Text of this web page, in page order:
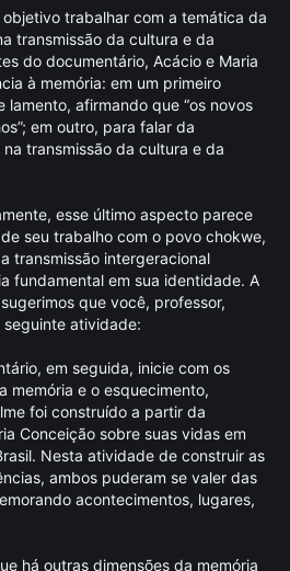
trabalhar com a temática da
transmissão da cultura e da
do documentário, Acácio e Maria
à memória: em um primeiro
lamento, afirmando que “os novos
em outro, para falar da
transmissão da cultura e da
esse último aspecto parece
seu trabalho com o povo chokwe,
transmissão intergeracional
fundamental em sua identidade. A
que você, professor,
atividade:
em seguida, inicie com os
memória e o esquecimento,
foi construído a partir da
Conceição sobre suas vidas em
Nesta atividade de construir as
ambos puderam se valer das
acontecimentos, lugares,
há outras dimensões da memória